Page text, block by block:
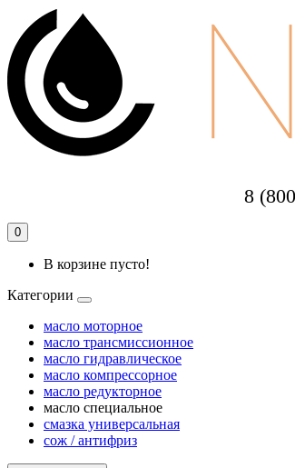
8
0
В корзине пусто!
Категории
масло моторное
масло трансмиссионное
масло гидравлическое
масло компрессорное
масло редукторное
масло специальное
смазка универсальная
сож / антифриз